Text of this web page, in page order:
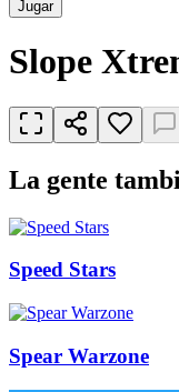
Jugar
Slope
La gente
Speed Stars
Spear Warzone